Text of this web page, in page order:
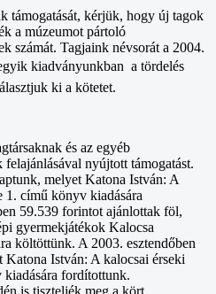
támogatását, kérjük, hogy új tagok
a múzeumot pártoló
számát. Tagjaink névsorát a 2004.
kiadványunkban  a tördelés
ki a kötetet.
és az egyéb
nyújtott támogatást.
melyet Katona István: A
1. című könyv kiadására
59.539 forintot ajánlottak föl,
gyermekjátékok Kalocsa
költöttünk. A 2003. esztendőben
István: A kalocsai érseki
fordítottunk.
is tiszteljék meg a kört